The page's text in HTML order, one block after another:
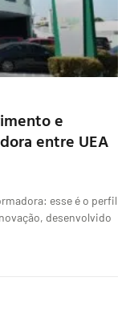
e
entre UEA
esse é o perfil
desenvolvido